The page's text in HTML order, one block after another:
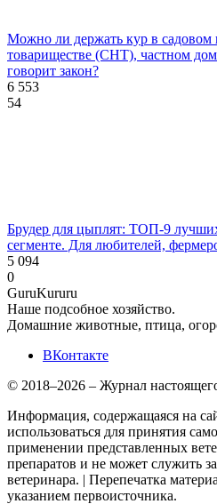
Можно ли держать кур в садовом
товариществе (СНТ), частном
говорит закон?
6 553
54
Брудер для цыплят: ТОП-9
сегменте. Для любителей,
5 094
0
GuruKururu
Наше подсобное хозяйство.
Домашние животные, птица,
ВКонтакте
© 2018–2026 – Журнал
Информация, содержащаяся на
использоваться для принятия
применении представленных
препаратов и не может служить
ветеринара. | Перепечатка
указанием первоисточника.